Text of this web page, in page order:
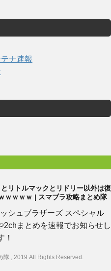
ナ速報
リトルマックとリドリー以外は復
ｗｗｗｗ | スマブラ攻略まとめ隊
シュブラザーズ スペシャル
2chまとめを速報でお知らせし
！
, 2019 All Rights Reserved.